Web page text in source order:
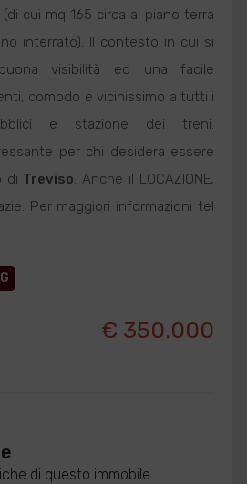
cui mq 165 circa al piano terra
interrato). Il contesto in cui si
visibilità ed una facile
comodo e vicinissimo a tutti i
e stazione dei treni.
per chi desidera essere
di Treviso. Anche il LOCAZIONE,
Per maggiori informazioni tel
G
€ 350.000
di questo immobile